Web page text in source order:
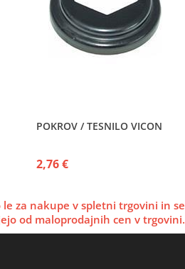
POKROV / TESNILO VICON
2,76 €
za nakupe v spletni trgovini in se
od maloprodajnih cen v trgovini.